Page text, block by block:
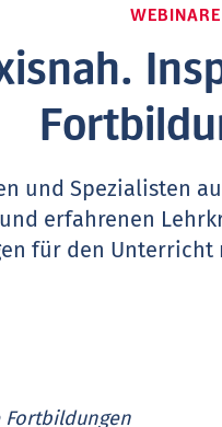
und Spezialisten
erfahrenen
für den